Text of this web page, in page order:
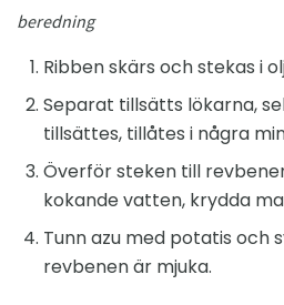
beredning
Ribben skärs och stekas i
Separat tillsätts lökarna,
tillsättes, tillåtes i några
Överför steken till
kokande vatten, krydda
Tunn azu med potatis och
revbenen är mjuka.